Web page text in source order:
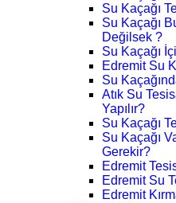
Su Kaçağı
Su Kaçağı
Değilsek ?
Su Kaçağı
Edremit Su
Su
Atık Su
Yapılır?
Su Kaçağı
Su Kaçağı
Gerekir?
Edremit
Edremit Su
Edremit